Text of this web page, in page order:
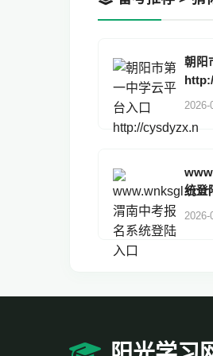
朝阳
2026-
统登
2026-